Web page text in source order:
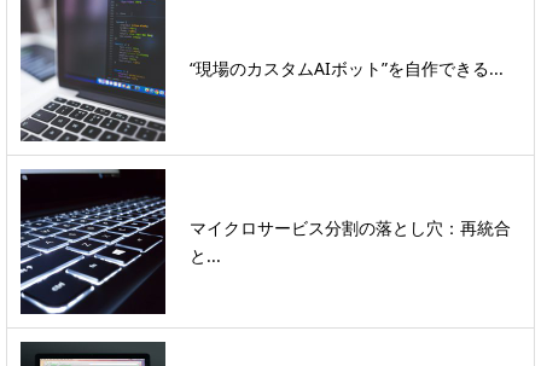
“現場のカスタムAIボット”を自作できる...
マイクロサービス分割の落とし穴：再統合
と...